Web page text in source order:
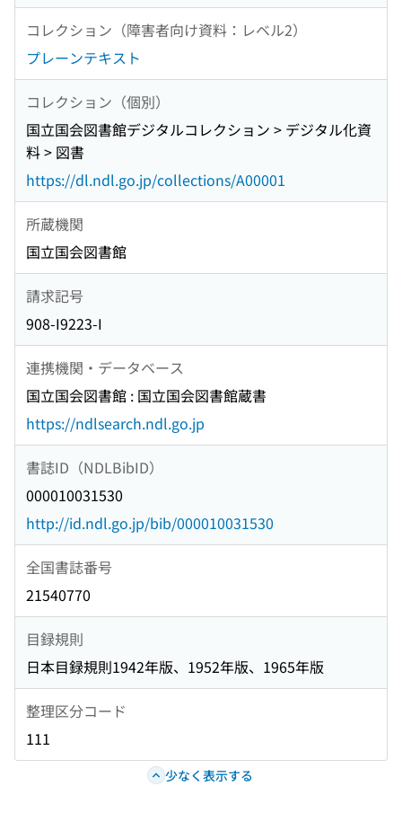
コレクション（障害者向け資料：レベル2）
プレーンテキスト
コレクション（個別）
国立国会図書館デジタルコレクション > デジタル化資
料 > 図書
https://dl.ndl.go.jp/collections/A00001
所蔵機関
国立国会図書館
請求記号
908-I9223-I
連携機関・データベース
国立国会図書館 : 国立国会図書館蔵書
https://ndlsearch.ndl.go.jp
書誌ID（NDLBibID）
000010031530
http://id.ndl.go.jp/bib/000010031530
全国書誌番号
21540770
目録規則
日本目録規則1942年版、1952年版、1965年版
整理区分コード
111
少なく表示する